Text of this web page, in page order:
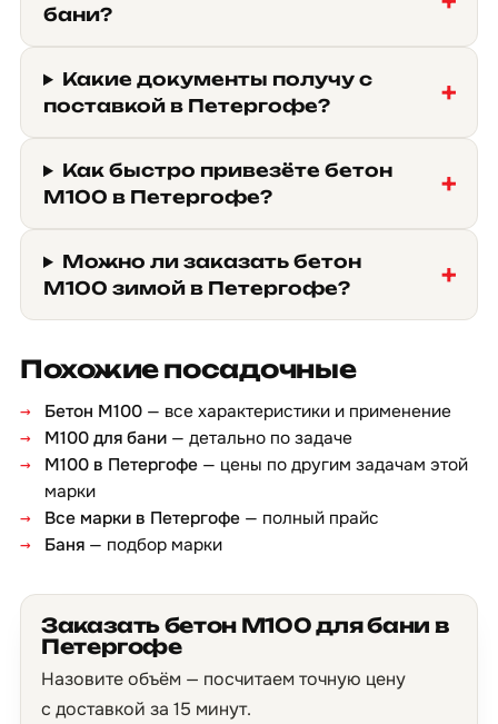
бани?
Какие документы получу с
поставкой в Петергофе?
Как быстро привезёте бетон
М100 в Петергофе?
Можно ли заказать бетон
М100 зимой в Петергофе?
Похожие посадочные
Бетон М100 — все характеристики и применение
М100 для бани — детально по задаче
М100 в Петергофе — цены по другим задачам этой
марки
Все марки в Петергофе — полный прайс
Баня — подбор марки
Заказать бетон М100 для бани в
Петергофе
Назовите объём — посчитаем точную цену
с доставкой за 15 минут.